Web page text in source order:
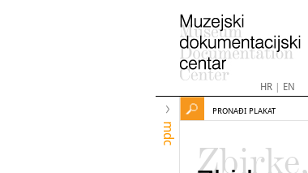
HR| EN
mdc
PRONAĐI PLAKAT